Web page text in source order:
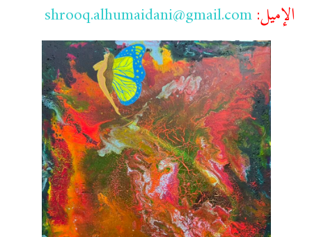
الإميل:shrooq.alhumaidani@gmail.com